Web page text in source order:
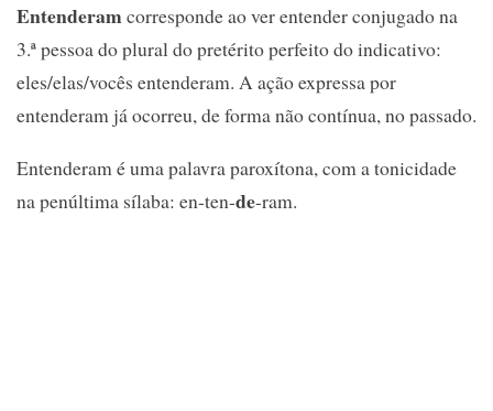
Entenderamcorresponde ao ver entender conjugado na
3.ª pessoa do plural do pretérito perfeito do indicativo:
eles/elas/vocês entenderam. A ação expressa por
entenderam já ocorreu, de forma não contínua, no passado.
Entenderam é uma palavra paroxítona, com a tonicidade
na penúltima sílaba: en-ten-de-ram.